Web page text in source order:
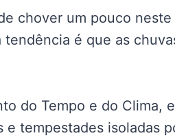
chover um pouco
é que as
do Tempo e do Clima,
tempestades isoladas